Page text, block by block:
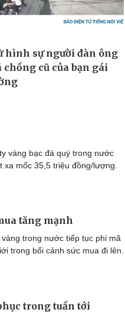
vàng bạc đá quý trong nước
mốc 35,5 triệu đồng/lượng.
tăng mạnh
trong nước tiếp tục phi mã
trong bối cảnh sức mua đi lên.
trong tuần tới